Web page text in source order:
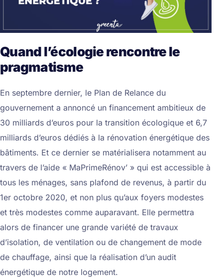
Quand l’écologie rencontre le
pragmatisme
En septembre dernier, le Plan de Relance du
gouvernement a annoncé un financement ambitieux de
30 milliards d’euros pour la transition écologique et 6,7
milliards d’euros dédiés à la rénovation énergétique des
bâtiments. Et ce dernier se matérialisera notamment au
travers de l’aide « MaPrimeRénov’ » qui est accessible à
tous les ménages, sans plafond de revenus, à partir du
1er octobre 2020, et non plus qu’aux foyers modestes
et très modestes comme auparavant. Elle permettra
alors de financer une grande variété de travaux
d’isolation, de ventilation ou de changement de mode
de chauffage, ainsi que la réalisation d’un audit
énergétique de notre logement.